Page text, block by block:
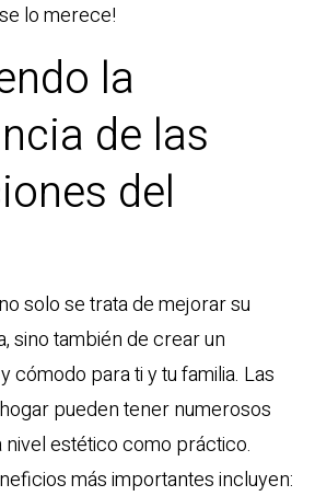
lo merece!
la
de las
del
solo se trata de mejorar su
sino también de crear un
cómodo para ti y tu familia. Las
pueden tener numerosos
estético como práctico.
más importantes incluyen: